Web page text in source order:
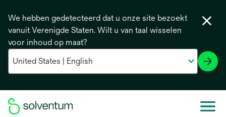
We hebben gedetecteerd dat u onze site bezoekt
vanuit Verenigde Staten. Wilt u van taal wisselen
voor inhoud op maat?